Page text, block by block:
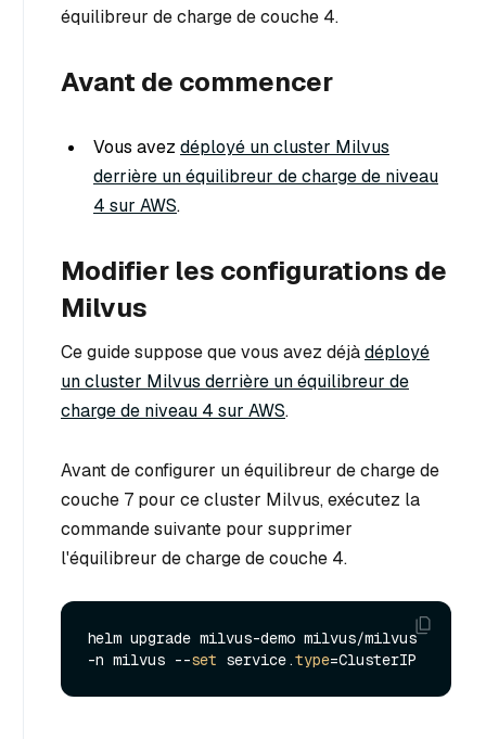
équilibreur de charge de couche 4.
Avant de commencer
Vous avez déployé un cluster Milvus
derrière un équilibreur de charge de niveau
4 sur AWS.
Modifier les configurations de
Milvus
Ce guide suppose que vous avez déjàdéployé
un cluster Milvus derrière un équilibreur de
charge de niveau 4 sur AWS.
Avant de configurer un équilibreur de charge de
couche 7 pour ce cluster Milvus, exécutez la
commande suivante pour supprimer
l'équilibreur de charge de couche 4.
helm upgrade milvus-demo milvus/milvus
-n milvus --set service.type